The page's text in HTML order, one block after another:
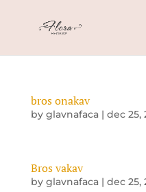
bros onakav
by glavnafaca| dec 25,
Bros vakav
by glavnafaca| dec 25,